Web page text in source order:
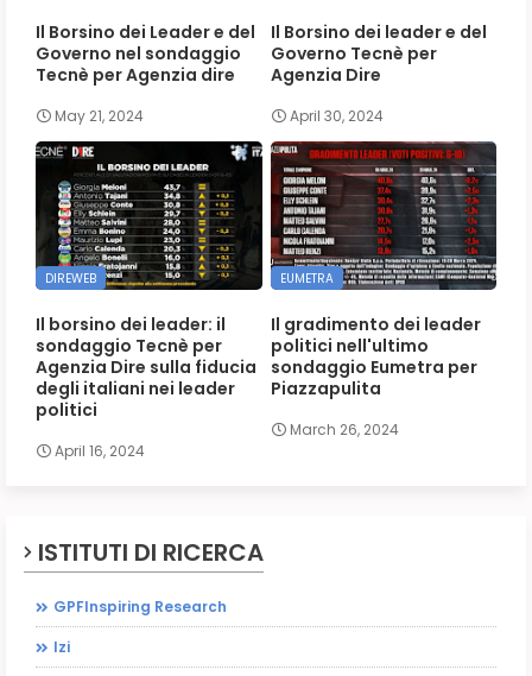
Il Borsino dei Leader e del
Governo nel sondaggio
Tecnè per Agenzia dire
May 21, 2024
Il Borsino dei leader e del
Governo Tecnè per
Agenzia Dire
April 30, 2024
DIREWEB
Il borsino dei leader: il
sondaggio Tecnè per
Agenzia Dire sulla fiducia
degli italiani nei leader
politici
April 16, 2024
EUMETRA
Il gradimento dei leader
politici nell'ultimo
sondaggio Eumetra per
Piazzapulita
March 26, 2024
ISTITUTI DI RICERCA
GPFInspiring Research
Izi